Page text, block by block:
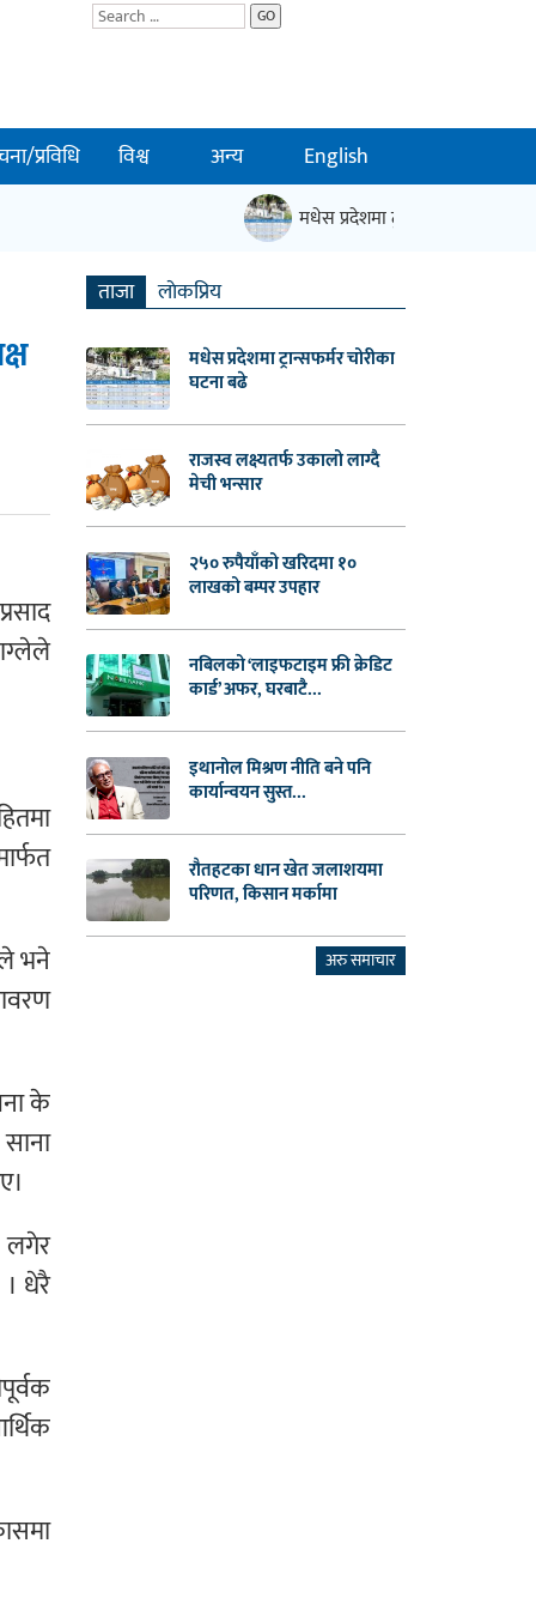
GO
प्रविधि विश्व अन्य English
मधेस प्रदेशमा ट्रान्सफर्मर चोरीका
भने
के
लगेर
धेरै
ताजा लाेकप्रिय
मधेस प्रदेशमा ट्रान्सफर्मर चोरीका
घटना बढे
राजस्व लक्ष्यतर्फ उकालो लाग्दै
मेची भन्सार
२५० रुपैयाँको खरिदमा १०
लाखको बम्पर उपहार
नबिलको ‘लाइफटाइम फ्री क्रेडिट
कार्ड’ अफर, घरबाटै...
इथानोल मिश्रण नीति बने पनि
कार्यान्वयन सुस्त...
रौतहटका धान खेत जलाशयमा
परिणत, किसान मर्कामा
अरु समाचार